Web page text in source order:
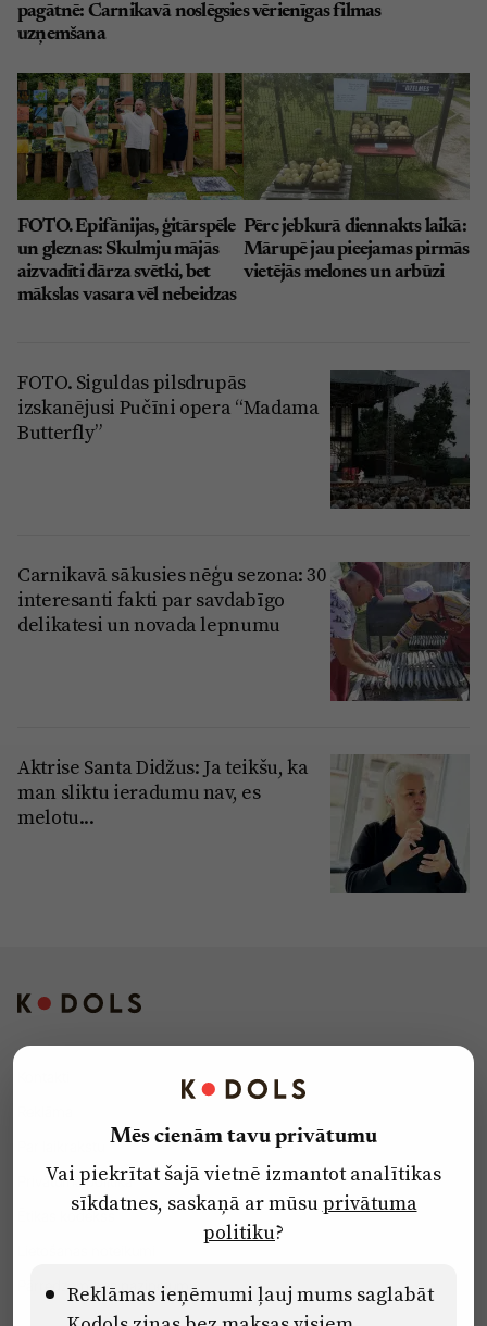
pagātnē: Carnikavā noslēgsies vērienīgas filmas
uzņemšana
FOTO. Epifānijas, ģitārspēle
un gleznas: Skulmju mājās
aizvadīti dārza svētki, bet
mākslas vasara vēl nebeidzas
Pērc jebkurā diennakts laikā:
Mārupē jau pieejamas pirmās
vietējās melones un arbūzi
FOTO. Siguldas pilsdrupās
izskanējusi Pučīni opera “Madama
Butterfly”
Carnikavā sākusies nēģu sezona: 30
interesanti fakti par savdabīgo
delikatesi un novada lepnumu
Aktrise Santa Didžus: Ja teikšu, ka
man sliktu ieradumu nav, es
melotu...
Privātuma politika
Ētikas kodekss
Pārredzamības paziņojumi
Mēs cienām tavu privātumu
Vai piekrītat šajā vietnē izmantot analītikas
sīkdatnes, saskaņā ar mūsuprivātuma
politiku?
Reklāmas ieņēmumi ļauj mums saglabāt